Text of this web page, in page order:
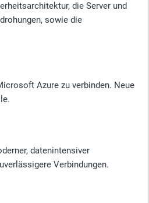
die Server und
sowie die
Azure zu verbinden. Neue
datenintensiver
Verbindungen.